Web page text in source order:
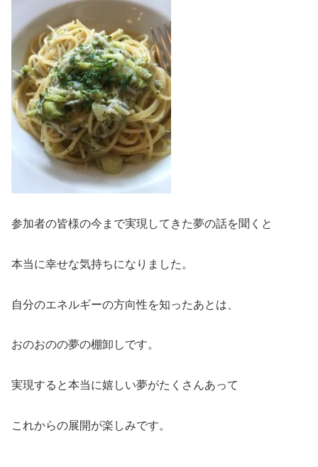
参加者の皆様の今まで実現してきた夢の話を聞くと
本当に幸せな気持ちになりました。
自分のエネルギーの方向性を知ったあとは、
おのおのの夢の棚卸しです。
実現すると本当に嬉しい夢がたくさんあって
これからの展開が楽しみです。